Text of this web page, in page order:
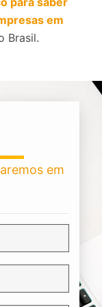
em
Brasil.
em